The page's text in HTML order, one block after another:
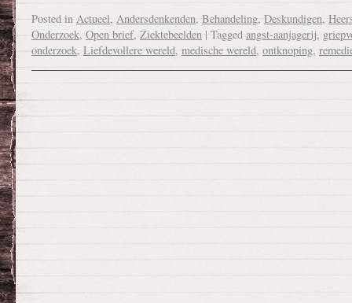
Posted in Actueel, Andersdenkenden, Behandeling, Deskundigen,
Onderzoek, Open brief, Ziektebeelden | Tagged angst-aanjagerij,
onderzoek, Liefdevollere wereld, medische wereld, ontknoping,